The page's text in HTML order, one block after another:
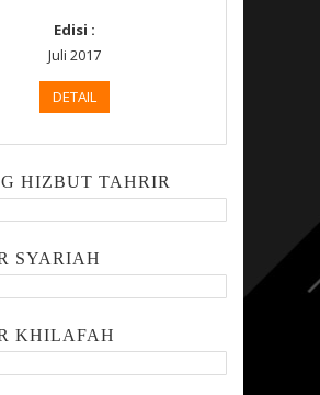
Edisi :
Juli 2017
DETAIL
HIZBUT TAHRIR
SYARIAH
KHILAFAH